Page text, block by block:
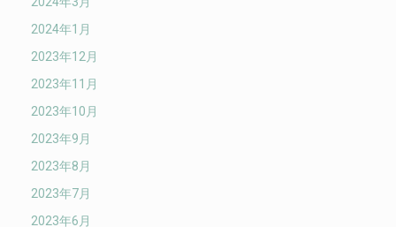
2024年1月
2023年12月
2023年11月
2023年10月
2023年9月
2023年8月
2023年7月
2023年6月